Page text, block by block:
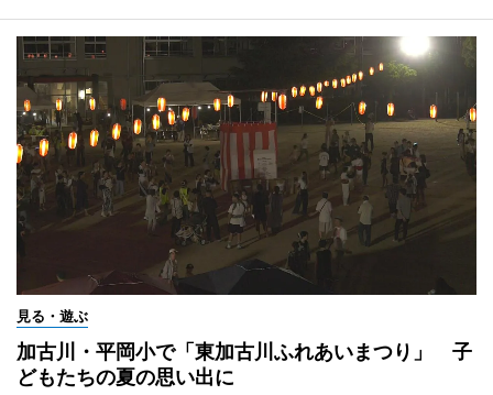
見る・遊ぶ
加古川・平岡小で「東加古川ふれあいまつり」 子
どもたちの夏の思い出に